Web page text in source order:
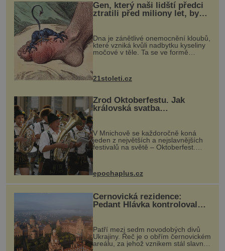
Gen, který naši lidští předci
ztratili před miliony let, by
mohl pomoci s léčbou
„nemoci králů“
Dna je zánětlivé onemocnění kloubů,
které vzniká kvůli nadbytku kyseliny
močové v těle. Ta se ve formě
nohou, a způsobuje bole...
21stoleti.cz
Zrod Oktoberfestu. Jak
královská svatba
odstartovala největší pivní
festival světa
V Mnichově se každoročně koná
jeden z největších a nejslavnějších
festivalů na světě – Oktoberfest.
návštěvníků, kteří si vychutnávají
kultur...
epochaplus.cz
Černovická rezidence:
Pedant Hlávka kontroloval
Patří mezi sedm novodobých divů
Ukrajiny. Řeč je o obřím černovickém
areálu, za jehož vznikem stál slavný